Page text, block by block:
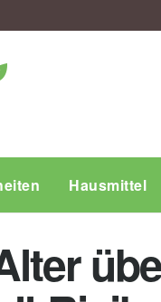
Hausmittel